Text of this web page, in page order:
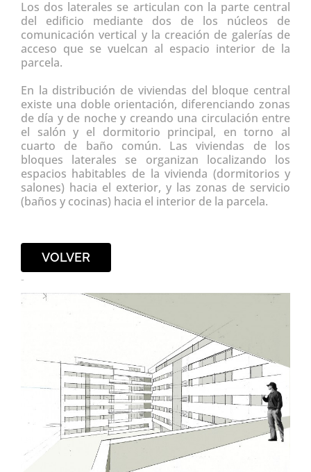
Los dos laterales se articulan con la parte central
del edificio mediante dos de los núcleos de
comunicación vertical y la creación de galerías de
acceso que se vuelcan al espacio interior de la
parcela.
En la distribución de viviendas del bloque central
existe una doble orientación, diferenciando zonas
de día y de noche y creando una circulación entre
el salón y el dormitorio principal, en torno al
cuarto de baño común. Las viviendas de los
bloques laterales se organizan localizando los
espacios habitables de la vivienda (dormitorios y
salones) hacia el exterior, y las zonas de servicio
(baños y cocinas) hacia el interior de la parcela.
VOLVER
-